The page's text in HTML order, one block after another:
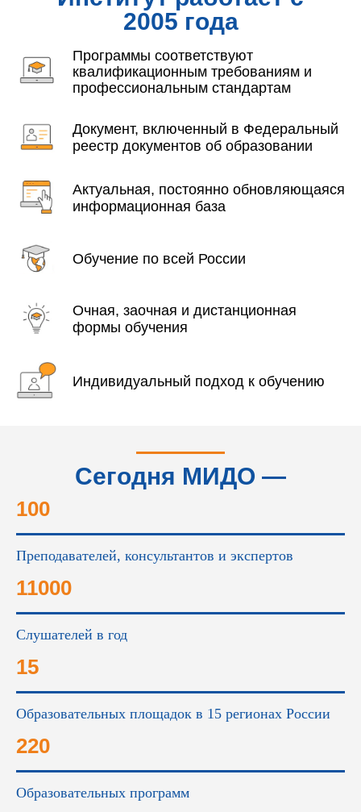
2005 года
Программы соответствуют
квалификационным требованиям и
профессиональным стандартам
Документ, включенный в Федеральный
реестр документов об образовании
Актуальная, постоянно обновляющаяся
информационная база
Обучение по всей России
Очная, заочная и дистанционная
формы обучения
Индивидуальный подход к обучению
Сегодня МИДО —
100
Преподавателей, консультантов и экспертов
11000
Слушателей в год
15
Образовательных площадок в 15 регионах России
220
Образовательных программ